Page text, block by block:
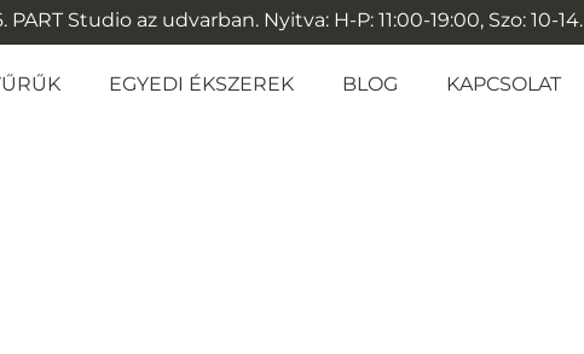
Studio az udvarban. Nyitva: H-P: 11:00-19:00, Szo: 10-14.
EGYEDI ÉKSZEREK BLOG KAPCSOLAT